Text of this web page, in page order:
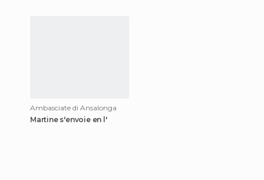
Ambasciate di Ansalonga
Martine s'envoie en l'